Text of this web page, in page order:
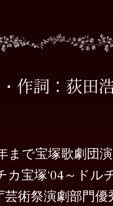
作詞：荻田
まで宝塚歌劇団
カ宝塚‘04～ドル
芸術祭演劇部門